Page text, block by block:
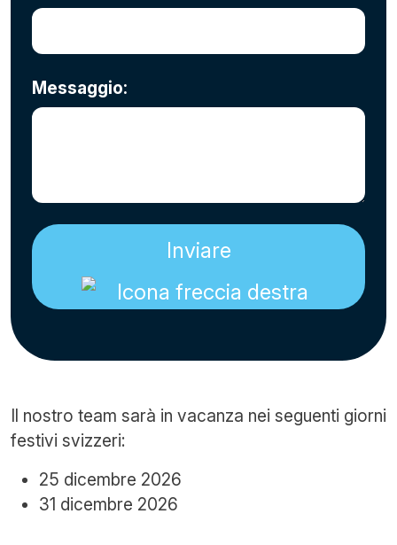
Messaggio:
Inviare
Il nostro team sarà in vacanza nei seguenti giorni
festivi svizzeri:
25 dicembre 2026
31 dicembre 2026